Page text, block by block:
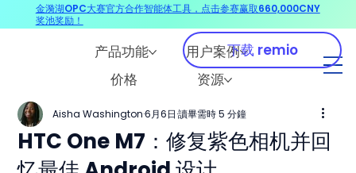
产品功能
用户案例
价格
资源
下载 remio
HTC One M7：修复紫色相机并回
Aisha Washington 6月6日 讀畢需時 5 分鐘
金漪湖OPC大赛官方合作智能体工具，点击参赛赢取660,000CNY
奖池奖励！